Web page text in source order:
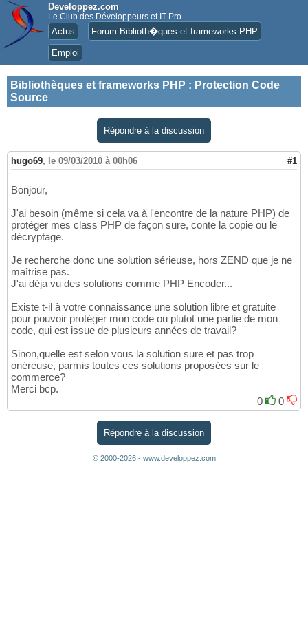
Developpez.com
Le Club des Développeurs et IT Pro
Actus Forum Biblioth�ques et frameworks PHP
Emploi
Bibliothèques et frameworks PHP : Protection Code
Source
Répondre à la discussion
hugo69, le 09/03/2010 à 00h06 #1
Bonjour,
J'ai besoin (même si cela va à l'encontre de la nature PHP) de
protéger mes class PHP de façon sure, conte la copie ou le
décryptage.
Je recherche donc une solution sérieuse, hors ZEND que je ne
maîtrise pas.
J'ai déja vu des solutions comme PHP Encoder...
Existe t-il à votre connaissance une solution libre et gratuite
pour pouvoir protéger mon code ou plutot une partie de mon
code, qui est issue de plusieurs années de travail?
Sinon,quelle est selon vous la solution sure et pas trop
onéreuse, parmis toutes ces solutions proposées sur le
commerce?
Merci bcp.
0
0
Répondre à la discussion
© 2000-2026 - www.developpez.com